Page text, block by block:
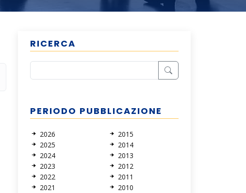
RICERCA
PERIODO PUBBLICAZIONE
2026
2025
2024
2023
2022
2021
2015
2014
2013
2012
2011
2010